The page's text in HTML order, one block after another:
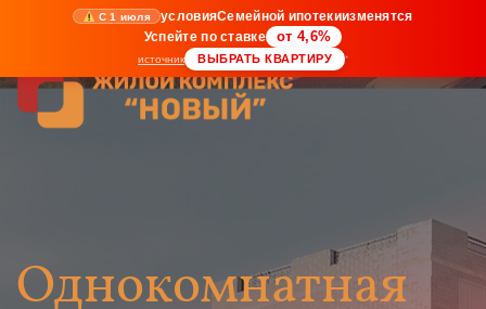
С 1 июля условияСемейной ипотекиизменятся
Успейте по ставке
от 4,6%
источник ВЫБРАТЬ КВАРТИРУ *
Однокомнатная